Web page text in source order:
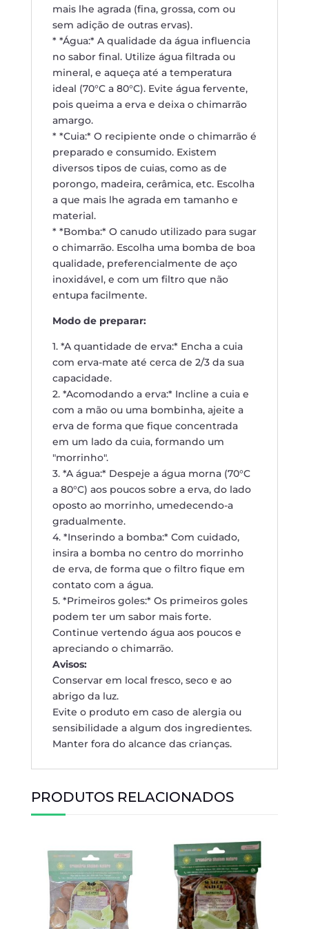
mais lhe agrada (fina, grossa, com ou
sem adição de outras ervas).
* *Água:* A qualidade da água influencia
no sabor final. Utilize água filtrada ou
mineral, e aqueça até a temperatura
ideal (70°C a 80°C). Evite água fervente,
pois queima a erva e deixa o chimarrão
amargo.
* *Cuia:* O recipiente onde o chimarrão é
preparado e consumido. Existem
diversos tipos de cuias, como as de
porongo, madeira, cerâmica, etc. Escolha
a que mais lhe agrada em tamanho e
material.
* *Bomba:* O canudo utilizado para sugar
o chimarrão. Escolha uma bomba de boa
qualidade, preferencialmente de aço
inoxidável, e com um filtro que não
entupa facilmente.
Modo de preparar:
1. *A quantidade de erva:* Encha a cuia
com erva-mate até cerca de 2/3 da sua
capacidade.
2. *Acomodando a erva:* Incline a cuia e
com a mão ou uma bombinha, ajeite a
erva de forma que fique concentrada
em um lado da cuia, formando um
"morrinho".
3. *A água:* Despeje a água morna (70°C
a 80°C) aos poucos sobre a erva, do lado
oposto ao morrinho, umedecendo-a
gradualmente.
4. *Inserindo a bomba:* Com cuidado,
insira a bomba no centro do morrinho
de erva, de forma que o filtro fique em
contato com a água.
5. *Primeiros goles:* Os primeiros goles
podem ter um sabor mais forte.
Continue vertendo água aos poucos e
apreciando o chimarrão.
Avisos:
Conservar em local fresco, seco e ao
abrigo da luz.
Evite o produto em caso de alergia ou
sensibilidade a algum dos ingredientes.
Manter fora do alcance das crianças.
PRODUTOS RELACIONADOS